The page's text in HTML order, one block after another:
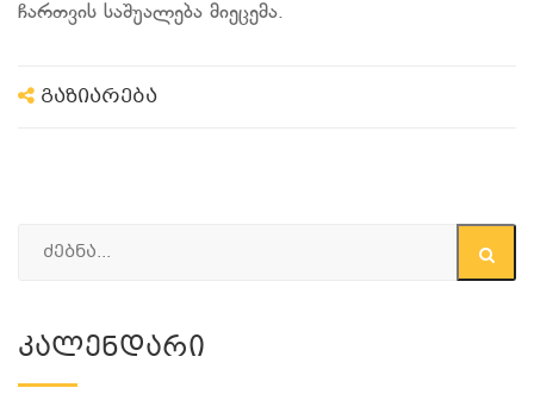
ჩართვის საშუალება მიეცემა.
გაზიარება
Კალენდარი